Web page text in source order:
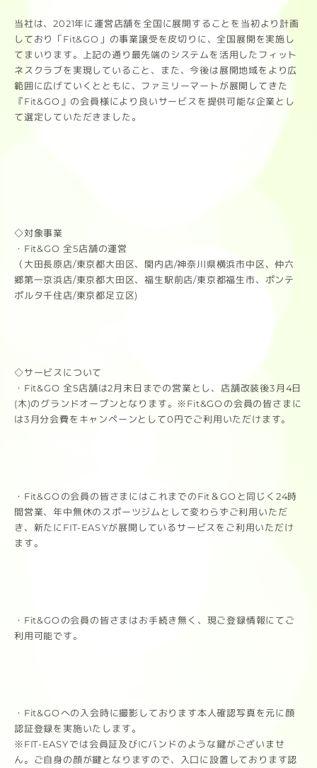
当社は、2021年に運営店舗を全国に展開することを当初より計画
しており「Fit&GO」の事業譲受を皮切りに、全国展開を実施し
てまいります。上記の通り最先端のシステムを活用したフィット
ネスクラブを実現していること、また、今後は展開地域をより広
範囲に広げていくとともに、ファミリーマートが展開してきた
『Fit&GO』の会員様により良いサービスを提供可能な企業とし
て選定していただきました。
◇対象事業
・Fit&GO 全5店舗の運営
（大田長原店/東京都大田区、関内店/神奈川県横浜市中区、仲六
郷第一京浜店/東京都大田区、福生駅前店/東京都福生市、ポンテ
ポルタ千住店/東京都足立区)
◇サービスについて
・Fit&GO 全5店舗は2月末日までの営業とし、店舗改装後3月4日
(木)のグランドオープンとなります。※Fit&GOの会員の皆さまに
は3月分会費をキャンペーンとして0円でご利用いただけます。
・Fit&GOの会員の皆さまにはこれまでのFit＆GOと同じく24時
間営業、年中無休のスポーツジムとして変わらずご利用いただ
き、新たにFIT-EASYが展開しているサービスをご利用いただけ
ます。
・Fit&GOの会員の皆さまはお手続き無く、現ご登録情報にてご
利用可能です。
・Fit&GOへの入会時に撮影しております本人確認写真を元に顔
認証登録を実施いたします。
※FIT-EASYでは会員証及びICバンドのような鍵がございませ
ん。ご自身の顔が鍵となりますので、入口に設置しております認